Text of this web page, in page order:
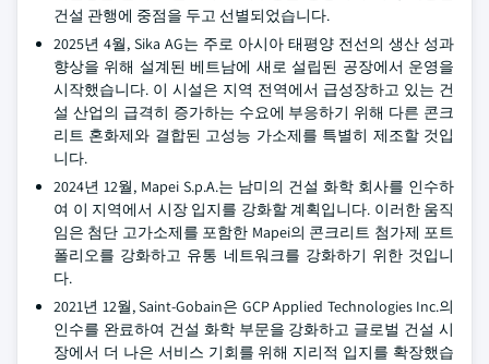
건설 관행에 중점을 두고 선별되었습니다.
2025년 4월, Sika AG는 주로 아시아 태평양 전선의 생산 성과
향상을 위해 설계된 베트남에 새로 설립된 공장에서 운영을
시작했습니다. 이 시설은 지역 전역에서 급성장하고 있는 건
설 산업의 급격히 증가하는 수요에 부응하기 위해 다른 콘크
리트 혼화제와 결합된 고성능 가소제를 특별히 제조할 것입
니다.
2024년 12월, Mapei S.p.A.는 남미의 건설 화학 회사를 인수하
여 이 지역에서 시장 입지를 강화할 계획입니다. 이러한 움직
임은 첨단 고가소제를 포함한 Mapei의 콘크리트 첨가제 포트
폴리오를 강화하고 유통 네트워크를 강화하기 위한 것입니
다.
2021년 12월, Saint-Gobain은 GCP Applied Technologies Inc.의
인수를 완료하여 건설 화학 부문을 강화하고 글로벌 건설 시
장에서 더 나은 서비스 기회를 위해 지리적 입지를 확장했습